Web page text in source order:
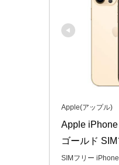
Apple(アップル)
Apple
ゴールド
SIMフリー